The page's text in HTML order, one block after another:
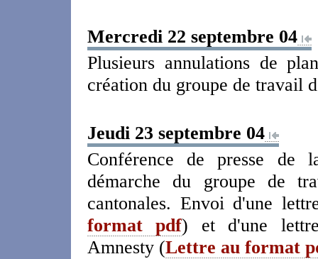
Mercredi 22 septembre 04
Plusieurs annulations de
création du groupe de travail
Jeudi 23 septembre 04
Conférence de presse de
démarche du groupe de
cantonales. Envoi d'une
format pdf) et d'une lettre
Amnesty (Lettre au format